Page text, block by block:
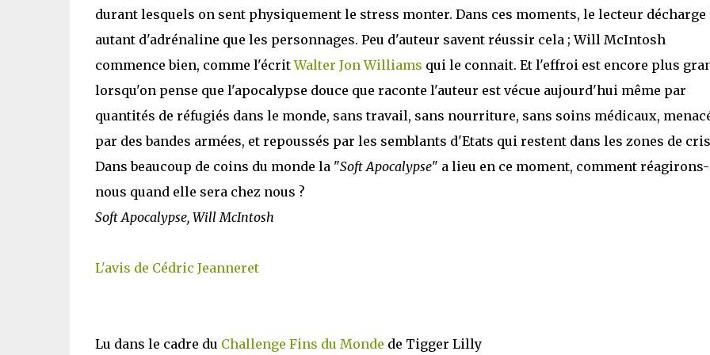
durant lesquels on sent physiquement le stress monter. Dans ces moments, le lecteur décharge
autant d'adrénaline que les personnages. Peu d'auteur savent réussir cela ; Will McIntosh
commence bien, comme l'écritWalter Jon Williams qui le connait. Et l'effroi est encore plus
lorsqu'on pense que l'apocalypse douce que raconte l'auteur est vécue aujourd'hui même par
quantités de réfugiés dans le monde, sans travail, sans nourriture, sans soins médicaux,
par des bandes armées, et repoussés par les semblants d'Etats qui restent dans les zones de
Dans beaucoup de coins du monde la "Soft Apocalypse" a lieu en ce moment, comment réagirons-
nous quand elle sera chez nous ?
Soft Apocalypse, Will McIntosh
L'avis de Cédric Jeanneret
Lu dans le cadre du Challenge Fins du Monde de Tigger Lilly